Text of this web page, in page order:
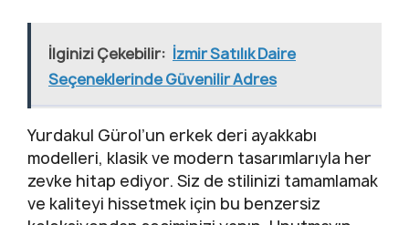
İlginizi Çekebilir: İzmir Satılık Daire
Seçeneklerinde Güvenilir Adres
Yurdakul Gürol’un erkek deri ayakkabı
modelleri, klasik ve modern tasarımlarıyla her
zevke hitap ediyor. Siz de stilinizi tamamlamak
ve kaliteyi hissetmek için bu benzersiz